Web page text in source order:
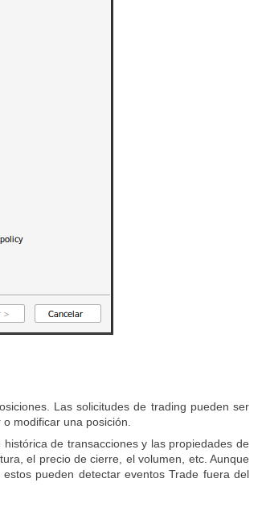
Las solicitudes de trading pueden ser
modificar una posición.
de transacciones y las propiedades de
el precio de cierre, el volumen, etc. Aunque
pueden detectar eventos Trade fuera del